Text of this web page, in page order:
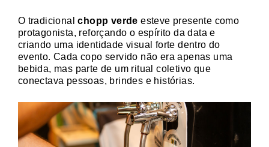
O tradicionalchopp verde esteve presente como
protagonista, reforçando o espírito da data e
criando uma identidade visual forte dentro do
evento. Cada copo servido não era apenas uma
bebida, mas parte de um ritual coletivo que
conectava pessoas, brindes e histórias.